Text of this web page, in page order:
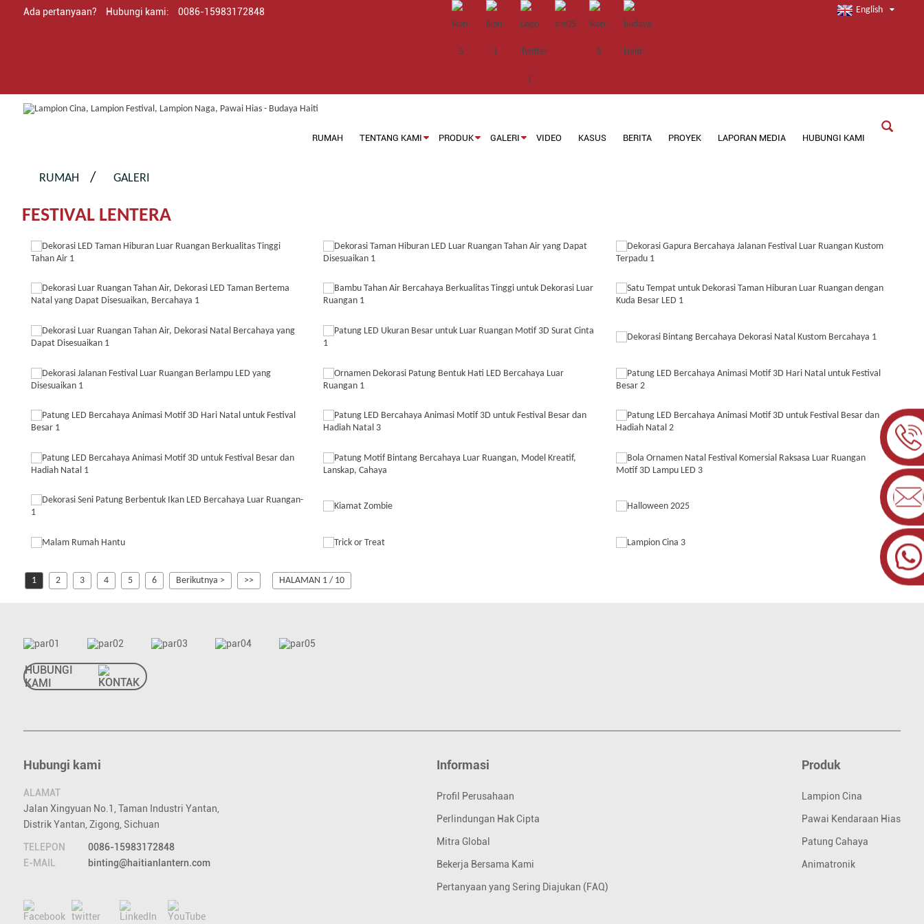
Ada pertanyaan? Hubungi kami: 0086-15983172848 English
RUMAH TENTANG KAMI PRODUK GALERI VIDEO KASUS BERITA PROYEK LAPORAN MEDIA HUBUNGI KAMI
RUMAH GALERI
FESTIVAL LENTERA
1 2 3 4 5 6 Berikutnya > >> HALAMAN 1 / 10
HUBUNGI
KAMI
Hubungi kami
ALAMAT
Jalan Xingyuan No.1, Taman Industri Yantan,
Distrik Yantan, Zigong, Sichuan
TELEPON
0086-15983172848
E-MAIL
binting@haitianlantern.com
Informasi
Profil Perusahaan
Perlindungan Hak Cipta
Mitra Global
Bekerja Bersama Kami
Pertanyaan yang Sering Diajukan (FAQ)
Produk
Lampion Cina
Pawai Kendaraan Hias
Patung Cahaya
Animatronik